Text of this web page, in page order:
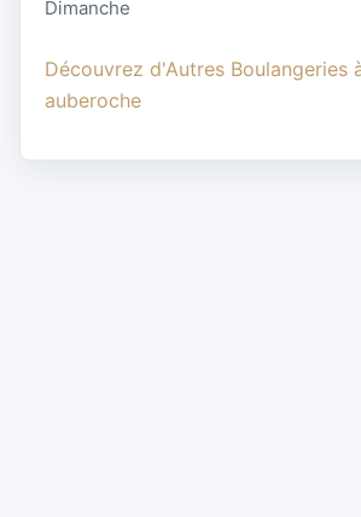
Dimanche
Découvrez d'Autres Boulangeries
auberoche